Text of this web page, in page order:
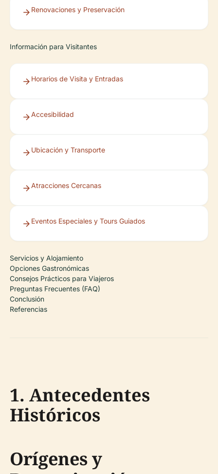
Renovaciones y Preservación
Información para Visitantes
Horarios de Visita y Entradas
Accesibilidad
Ubicación y Transporte
Atracciones Cercanas
Eventos Especiales y Tours Guiados
Servicios y Alojamiento
Opciones Gastronómicas
Consejos Prácticos para Viajeros
Preguntas Frecuentes (FAQ)
Conclusión
Referencias
1. Antecedentes
Históricos
Orígenes y